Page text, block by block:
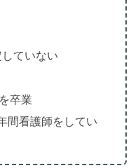
ていない
卒業
間看護師をしてい